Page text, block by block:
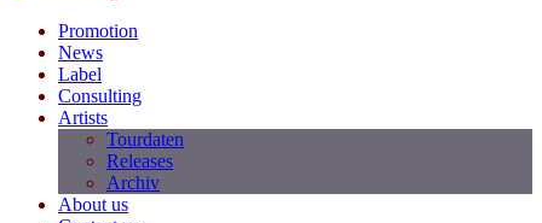
Promotion
News
Label
Consulting
Artists
Tourdaten
Releases
Archiv
About us